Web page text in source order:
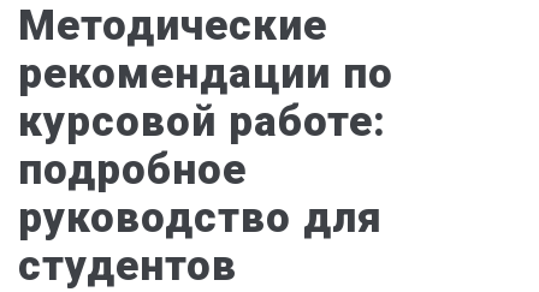
Методические
рекомендации по
курсовой работе:
подробное
руководство для
студентов